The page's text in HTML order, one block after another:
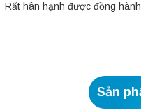
Rất hân hạnh được đồng
Sản